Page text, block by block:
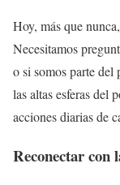
Hoy, más que
Necesitamos
o si somos parte del
las altas esferas del
acciones diarias de
Reconectar con